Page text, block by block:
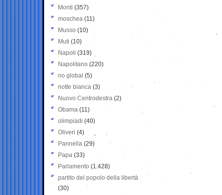
Monti (357)
moschea (11)
Musso (10)
Muti (10)
Napoli (319)
Napolitano (220)
no global (5)
notte bianca (3)
Nuovo Centrodestra (2)
Obama (11)
olimpiadi (40)
Oliveri (4)
Pannella (29)
Papa (33)
Parlamento (1.428)
partito del popolo della libertà
(30)